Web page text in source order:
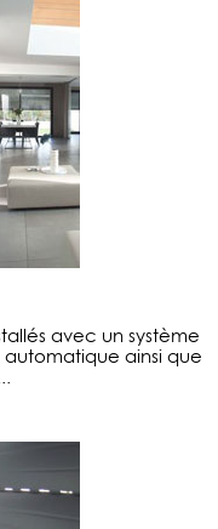
avec un système
ainsi que